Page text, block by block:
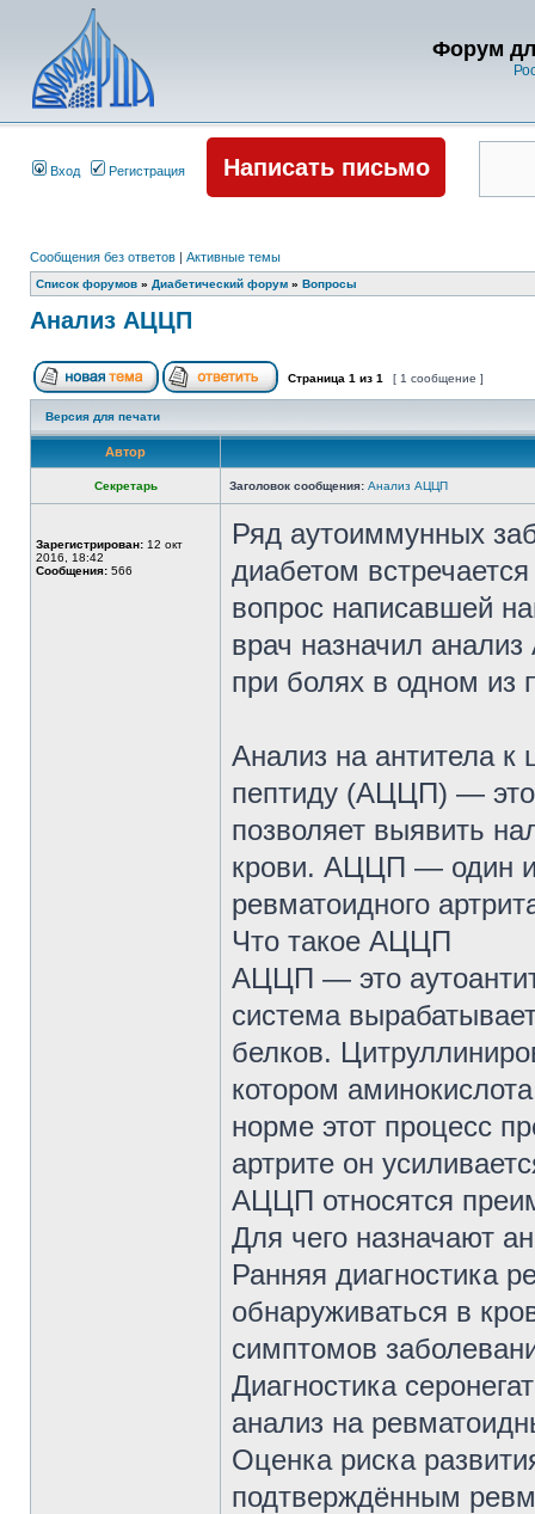
Форум
Вход Регистрация Написать письмо
Сообщения без ответов | Активные темы
Список форумов » Диабетический форум » Вопросы
Анализ АЦЦП
Страница 1 из 1 [ 1 сообщение ]
Версия для печати
Автор
Секретарь Заголовок сообщения: Анализ АЦЦП
Зарегистрирован: 12 окт
2016, 18:42
Сообщения: 566
Ряд аутоиммунных
диабетом
вопрос написавшей
врач назначил
при болях в одном из
Анализ на антитела
пептиду (АЦЦП) — это
позволяет выявить
крови. АЦЦП — один
ревматоидного
Что такое АЦЦП
АЦЦП — это
система
белков.
котором
норме этот процесс
артрите он
АЦЦП относятся
Для чего назначают
Ранняя диагностика
обнаруживаться в
симптомов
Диагностика
анализ на
Оценка риска
подтверждённым